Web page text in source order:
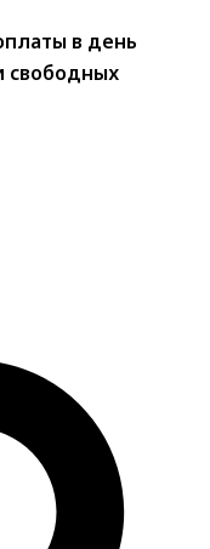
в день
свободных